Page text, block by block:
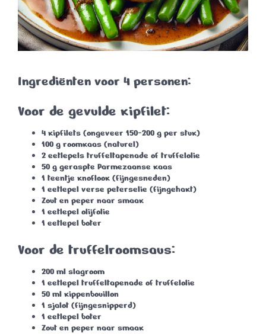
Ingrediënten voor 4 personen:
Voor de gevulde kipfilet:
4 kipfilets (ongeveer 150-200 g per stuk)
100 g roomkaas (naturel)
2 eetlepels truffeltapenade of truffelolie
50 g geraspte Parmezaanse kaas
1 teentje knoflook (fijngesneden)
1 eetlepel verse peterselie (fijngehakt)
Zout en peper naar smaak
1 eetlepel olijfolie
1 eetlepel boter
Voor de truffelroomsaus:
200 ml slagroom
1 eetlepel truffeltapenade of truffelolie
50 ml kippenbouillon
1 sjalot (fijngesnipperd)
1 eetlepel boter
Zout en peper naar smaak